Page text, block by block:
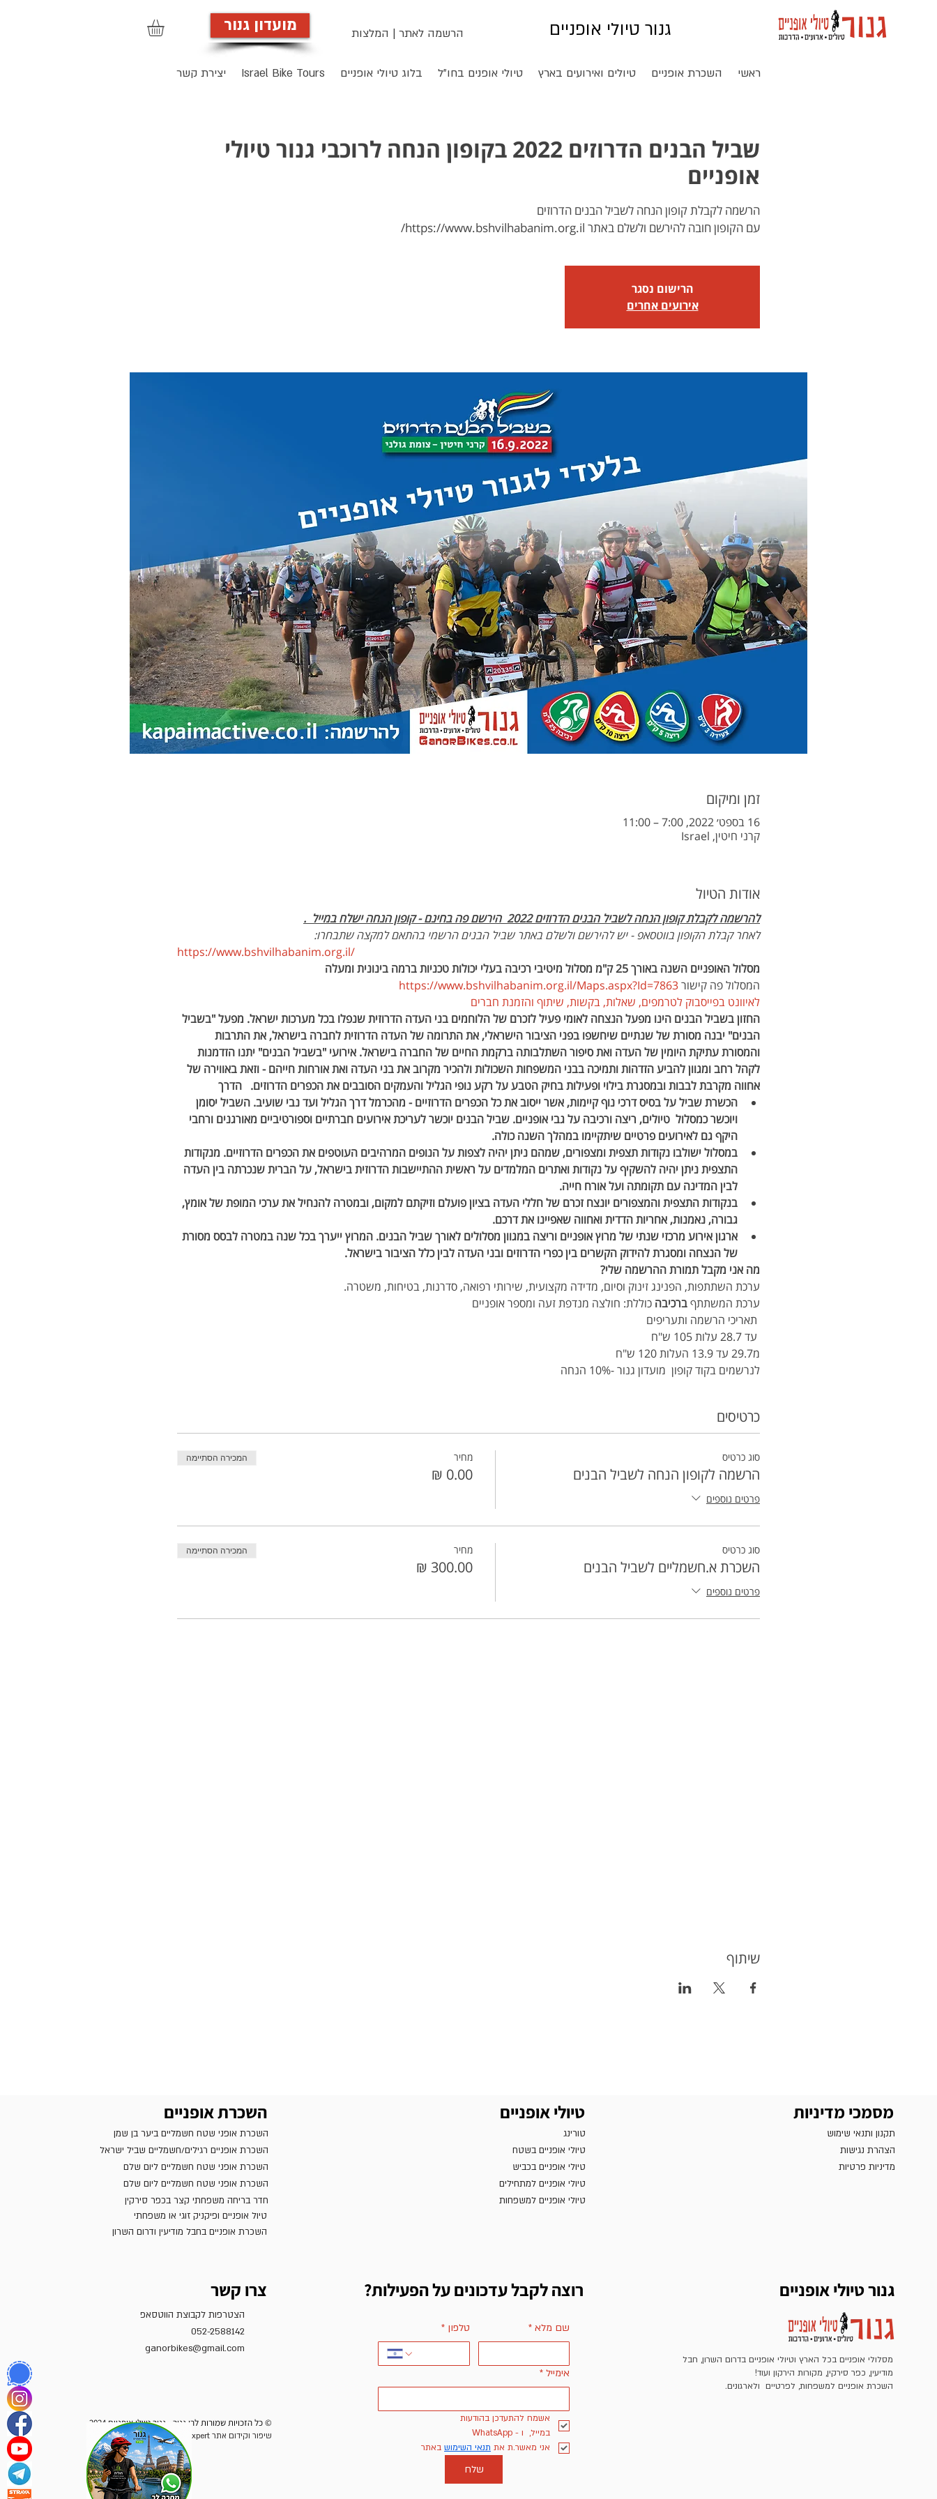
מועדון גנור הרשמה לאתר | המלצות גנור טיולי אופניים
ראשי השכרת אופניים טיולים ואירועים בארץ טיולי אופנים בחו"ל בלוג טיולי אופניים Israel Bike Tours יצירת קשר
שביל הבנים הדרוזים 2022 בקופון הנחה לרוכבי גנור טיולי
אופניים
עם הקופון חובה להירשם ולשלם באתר https://www.bshvilhabanim.org.il/
הרישום נסגר
אירועים אחרים
זמן ומיקום
16 בספט׳ 2022, 7:00 – 11:00
קרני חיטין, Israel
אודות הטיול
להרשמה לקבלת קופון הנחה לשביל הבנים הדרוזים 2022  הירשם פה בחינם - קופון הנחה ישלח במייל  .
לאחר קבלת הקופון בווטסאפ - יש להירשם ולשלם באתר שביל הבנים הרשמי בהתאם למקצה שתבחרו:
https://www.bshvilhabanim.org.il/
מסלול האופניים השנה באורך 25 ק"מ מסלול מיטיבי רכיבה בעלי יכולות טכניות ברמה בינונית ומעלה
המסלול פה קישור https://www.bshvilhabanim.org.il/Maps.aspx?Id=7863
לאיוונט בפייסבוק לטרמפים, שאלות, בקשות, שיתוף והזמנת חברים
החזון בשביל הבנים הינו מפעל הנצחה לאומי פעיל לזכרם של הלוחמים בני העדה הדרוזית שנפלו בכל מערכות ישראל. מפעל "בשביל
הבנים" יבנה מסורת של שנתיים שיחשפו בפני הציבור הישראלי, את התרומה של העדה הדרוזית לחברה בישראל, את התרבות
והמסורת עתיקת היומין של העדה ואת סיפור השתלבותה ברקמת החיים של החברה בישראל. אירועי "בשביל הבנים" יתנו הזדמנות
לקהל רחב ומגוון להביע הזדהות ותמיכה בבני המשפחות השכולות ולהכיר מקרוב את בני העדה ואת אורחות חייהם - וזאת באווירה של
אחווה מקרבת לבבות ובמסגרת בילוי ופעילות בחיק הטבע על רקע נופי הגליל והעמקים הסובבים את הכפרים הדרוזים.   הדרך
הכשרת שביל על בסיס דרכי נוף קיימות, אשר ייסוב את כל הכפרים הדרוזיים - מהכרמל דרך הגליל ועד נבי שועיב. השביל יסומן
ויוכשר כמסלול  טיולים, ריצה ורכיבה על גבי אופניים. שביל הבנים יוכשר לעריכת אירועים חברתיים וספורטיביים מאורגנים ורחבי
היקף גם לאירועים פרטיים שיתקיימו במהלך השנה כולה. ​
במסלול ישולבו נקודות תצפית ומצפורים, שמהם ניתן יהיה לצפות על הנופים המרהיבים העוטפים את הכפרים הדרוזיים. מנקודות
התצפית ניתן יהיה להשקיף על נקודות ואתרים המלמדים על ראשית ההתיישבות הדרוזית בישראל, על הברית שנכרתה בין העדה
לבין המדינה עם תקומתה ועל אורח חייה. ​​​​
בנקודות התצפית והמצפורים יונצח זכרם של חללי העדה בציון פועלם וזיקתם למקום, ובמטרה להנחיל את ערכי המופת של אומץ,
גבורה, נאמנות, אחריות הדדית ואחווה שאפיינו את דרכם.
ארגון אירוע מרכזי שנתי של מרוץ אופניים וריצה במגוון מסלולים לאורך שביל הבנים. המרוץ ייערך בכל שנה במטרה לבסס מסורת
של הנצחה ומסגרת להידוק הקשרים בין כפרי הדרוזים ובני העדה לבין כלל הציבור בישראל.
מה אני מקבל תמורת ההרשמה שלי?
ערכת השתתפות, הפנינג זינוק וסיום, מדידה מקצועית, שירותי רפואה, סדרנות, בטיחות, משטרה.
ערכת המשתתף ברכיבה כוללת: חולצה מנדפת זעה ומספר אופניים
תאריכי הרשמה ותעריפים
עד 28.7 עלות 105 ש"ח
מ29.7 עד 13.9 העלות 120 ש"ח
לנרשמים בקוד קופון  מועדון גנור -10% הנחה
כרטיסים
סוג כרטיס
הרשמה לקופון הנחה לשביל הבנים
פרטים נוספים
מחיר המכירה הסתיימה
סוג כרטיס
השכרת א.חשמליים לשביל הבנים
פרטים נוספים
מחיר המכירה הסתיימה
שיתוף
השכרת אופניים
השכרת אופני שטח חשמליים ביער בן שמן
השכרת אופניים רגילים/חשמליים שביל ישראל
השכרת אופני שטח חשמליים ליום שלם
השכרת אופני שטח חשמליים ליום שלם
חדר בריחה משפחתי קצר בכפר סירקין
טיול אופניים ופיקניק זוגי או משפחתי
השכרת אופניים בחבל מודיעין ודרום השרון
טיולי אופניים
טורינג
טיולי אופניים בשטח
טיולי אופניים בכביש
טיולי אופניים למתחילים
טיולי אופניים למשפחות
מסמכי מדיניות
תקנון ותנאי שימוש
הצהרת נגישות
מדיניות פרטיות
צרו קשר
הצטרפות לקבוצת הווטסאפ
052-2588142
ganorbikes@gmail.com
© כל הזכויות שמורות לרן גנור - גנור טיולי אופניים 2024
שיפור וקידום אתר Wix Expert
רוצה לקבל עדכונים על הפעילות?
שם מלא * טלפון *
אימייל *
אשמח להתעדכן בהודעות
במייל,  ו - WhatsApp
אני מאשר.ת את תנאי השימוש באתר
שלח
גנור טיולי אופניים
מסלולי אופניים בכל הארץ וטיולי אופניים בדרום השרון, חבל
מודיעין, כפר סירקין, מקורות הירקון ועוד!
השכרת אופניים למשפחות, לפרטיים ולארגונים.